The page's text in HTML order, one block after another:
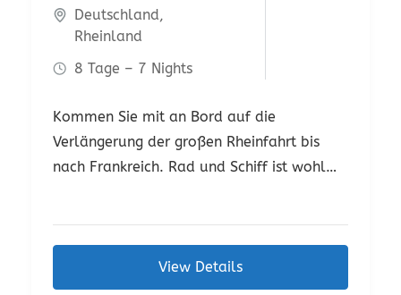
Deutschland,
Rheinland
8 Tage – 7 Nights
Kommen Sie mit an Bord auf die
Verlängerung der großen Rheinfahrt bis
nach Frankreich. Rad und Schiff ist wohl
View Details